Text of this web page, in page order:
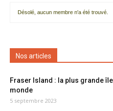
amis
Désolé, aucun membre n'a été trouvé.
Nos articles
Fraser Island : la plus grande
monde
5 septembre 2023